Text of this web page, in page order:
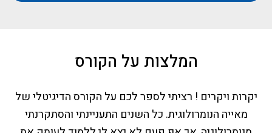
המלצות על הקורס
יקרות ויקרים ! רציתי לספר לכם על הקורס הדיגיטלי של
מאייה הנומרולוגית. כל השנים התעניינתי והסתקרנתי